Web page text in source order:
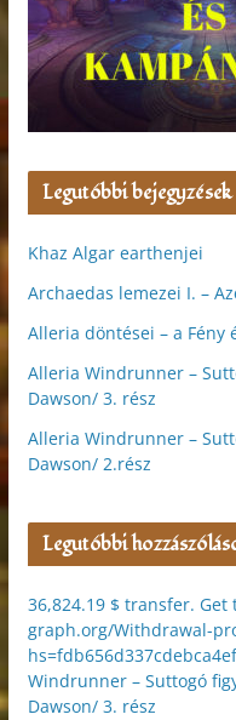
Legutóbbi bejegyzések
Khaz Algar earthenjei
Archaedas lemezei I. –
Alleria döntései – a Fény
Alleria Windrunner –
Dawson/ 3. rész
Alleria Windrunner –
Dawson/ 2.rész
Legutóbbi
36,824.19 $ transfer.
graph.org/Withdrawal-
Windrunner – Suttogó
Dawson/ 3. rész